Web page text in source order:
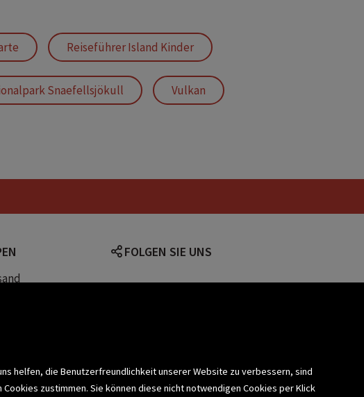
Reiseführer Island Kinder
Snaefellsjökull Vulkan
FOLGEN SIE UNS
helfen, die Benutzerfreundlichkeit unserer Website zu verbessern, sind
zustimmen. Sie können diese nicht notwendigen Cookies per Klick